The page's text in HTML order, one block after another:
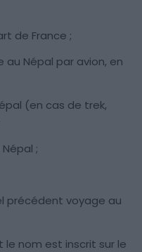
de France ;
au Népal par avion, en
(en cas de trek,
;
précédent voyage au
nom est inscrit sur le